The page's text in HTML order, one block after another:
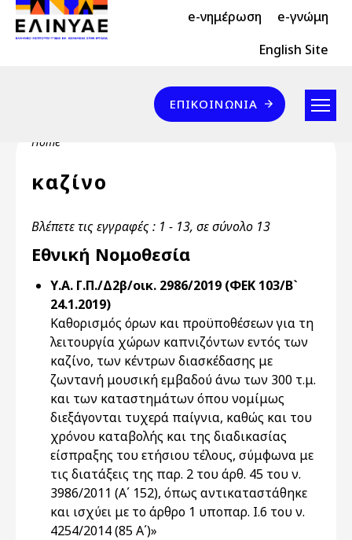
Skip to main content
Header Top 2 e-νημέρωση e-γνώμη
Header Top English Site
Επικοινωνία
ΕΠΙΚΟΙΝΩΝΊΑ
Breadcrumb
Home
καζίνο
Βλέπετε τις εγγραφές : 1 - 13, σε σύνολο 13
Εθνική Νομοθεσία
Υ.Α. Γ.Π./Δ2β/οικ. 2986/2019 (ΦΕΚ 103/Β`
24.1.2019)
Καθορισμός όρων και προϋποθέσεων για τη
λειτουργία χώρων καπνιζόντων εντός των
καζίνο, των κέντρων διασκέδασης με
ζωντανή μουσική εμβαδού άνω των 300 τ.μ.
και των καταστημάτων όπου νομίμως
διεξάγονται τυχερά παίγνια, καθώς και του
χρόνου καταβολής και της διαδικασίας
είσπραξης του ετήσιου τέλους, σύμφωνα με
τις διατάξεις της παρ. 2 του άρθ. 45 του ν.
3986/2011 (Α΄ 152), όπως αντικαταστάθηκε
και ισχύει με το άρθρο 1 υποπαρ. Ι.6 του ν.
4254/2014 (85 Α΄)»